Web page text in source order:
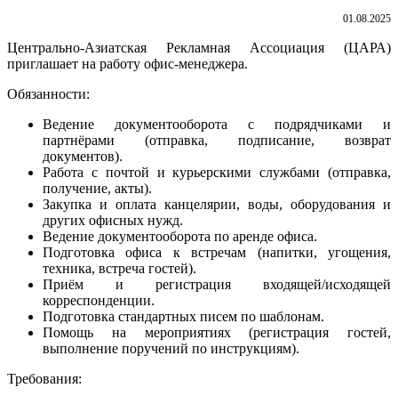
01.08.2025
Центрально-Азиатская Рекламная Ассоциация (ЦАРА)
приглашает на работу офис-менеджера.
Обязанности:
Ведение документооборота с подрядчиками и
партнёрами (отправка, подписание, возврат
документов).
Работа с почтой и курьерскими службами (отправка,
получение, акты).
Закупка и оплата канцелярии, воды, оборудования и
других офисных нужд.
Ведение документооборота по аренде офиса.
Подготовка офиса к встречам (напитки, угощения,
техника, встреча гостей).
Приём и регистрация входящей/исходящей
корреспонденции.
Подготовка стандартных писем по шаблонам.
Помощь на мероприятиях (регистрация гостей,
выполнение поручений по инструкциям).
Требования: